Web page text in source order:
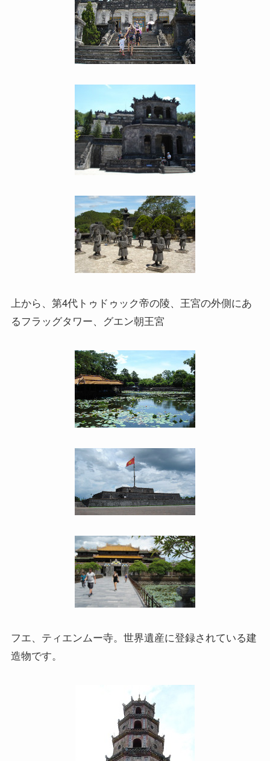
上から、第4代トゥドゥック帝の陵、王宮の外側にあ
るフラッグタワー、グエン朝王宮
フエ、ティエンムー寺。世界遺産に登録されている建
造物です。